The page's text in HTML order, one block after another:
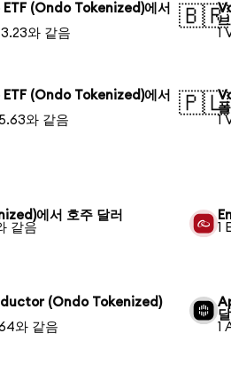
(Ondo Tokenized)에서
와 같음
🇧🇷
1
(Ondo Tokenized)에서
와 같음
🇵🇱
1
에서 호주 달러
같음
1
(Ondo Tokenized)
와 같음
1